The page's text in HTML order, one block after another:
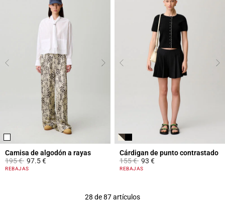
Camisa de algodón a rayas
Price reduced from
195 €to97.5 €
4,9 out of 5 Customer Rating
REBAJAS
Cárdigan de punto contrastado
Price reduced from
155 €to93 €
5 out of 5 Customer Rating
REBAJAS
28 de 87 artículos